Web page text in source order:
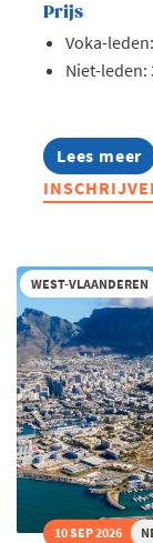
Prijs
Voka-
Niet-leden:
Lees meer
about
Opleiding:
Zo
EU-
regels
rond
toe
in
jouw
WEST-VLAANDEREN
10 SEP 2026